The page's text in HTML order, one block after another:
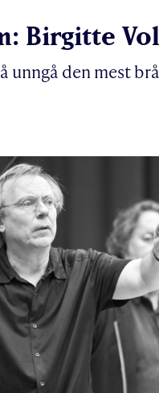
Birgitte
unngå den mest